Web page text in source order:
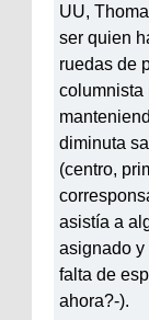
UU,
ser quien
ruedas de
columnista
diminuta
(centro,
asistía a
asignado y
falta de
ahora?-).